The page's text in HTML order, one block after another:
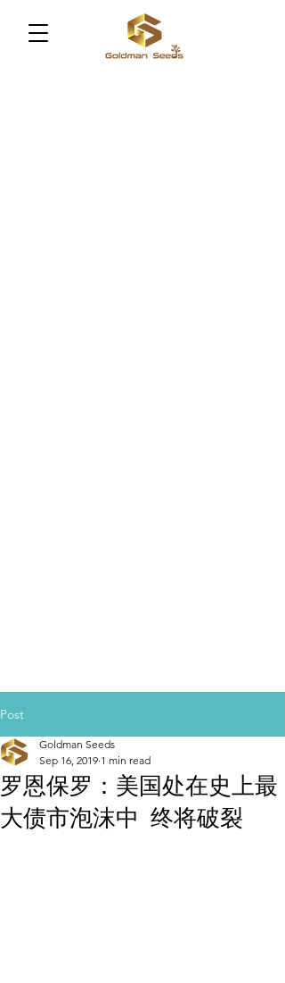
Post
罗恩保罗：美国处在史上最
大债市泡沫中 终将破裂
Goldman Seeds
Sep 16, 2019 1 min read